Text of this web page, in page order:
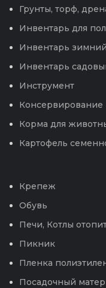
Грунты, торф,
Инвентарь для
Инвентарь зимний
Инвентарь
Инструмент
Консервирование
Корма для
Картофель
Крепеж
Обувь
Печи, Котлы
Пикник
Пленка
Посадочный